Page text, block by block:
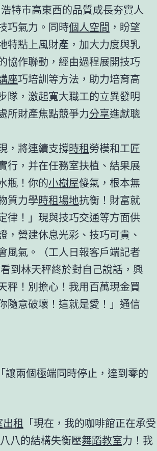
特市高東西的品質成長夯實人
巧氣力。同時個人空間 ，盼望
特點上風財產，加大力度與乳
協作聯動，經由過程展開技巧
座巧培訓等方法，助力培育高
隊，激起寬大職工的立異發明
所財產焦點競爭力分享進獻聰
，將連續支撐時租勞模和工匠
行，并在任務室扶植、結果展
瓶！你的小樹屋傻氣，根本無
質力學時租場地抗衡！財富就
律！」現與技巧交通等方面供
，營建休息光彩、技巧可貴、
風氣。（工人日報客戶端記者
到林天秤終於對自己說話，興
秤！別擔心！我用百萬現金買
隨意破壞！這就是愛！」通信
讓兩個極端同時停止，達到零的
租 「現在，我的咖啡館正在承受
八的結構失衡壓舞蹈教室力！我